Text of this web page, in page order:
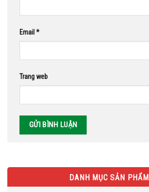
Email *
Trang web
DANH MỤC SẢN PHẨM